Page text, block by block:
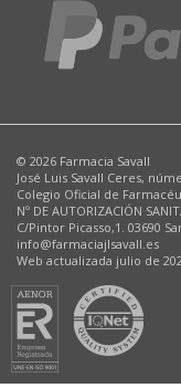
© 2026 Farmacia Savall
José Luis Savall Ceres,
Colegio Oficial de
Nº DE AUTORIZACIÓN
C/Pintor Picasso,1. 03690
info@farmaciajlsavall.es
Web actualizada julio de